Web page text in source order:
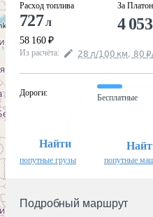
Расход топлива
727л
58 160 ₽
За Платон
4 053
Из расчёта: 28 л/100 км, 80 ₽
Дороги:
Бесплатные
Найти
попутные грузы попутные
Подробный маршрут